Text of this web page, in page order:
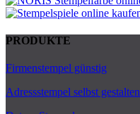
PRODUKTE
Firmenstempel günstig
Adressstempel selbst gestalten